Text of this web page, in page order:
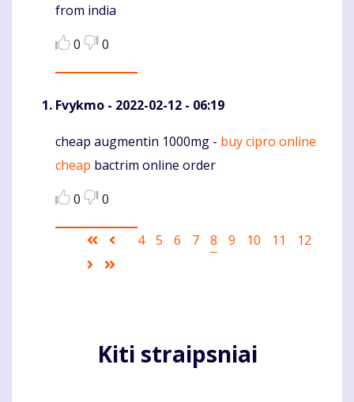
from india
0
0
Fvykmo - 2022-02-12 - 06:19
Komentaras
cheap augmentin 1000mg - buy cipro online
cheap bactrim online order
0
0
Pagination
First
page
Ankstesnis
Puslapis
4 Puslapis
5 Puslapis
6 Puslapis
7
Current
8 Puslapis
9 Puslapis
10 Puslapis
11 Puslapis
12
Sekantis
Kiti straipsniai